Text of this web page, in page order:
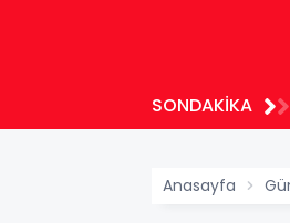
SONDAKİKA
Ünye'deki Acı
Anasayfa